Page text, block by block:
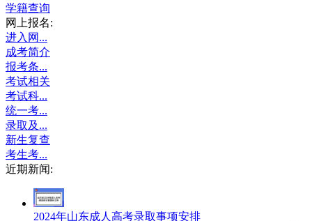
学籍查询
网上报名:
进入网...
成考简介
报考条...
考试相关
考试科...
统一考...
录取及...
新生复查
考生考...
近期新闻:
2024年山东成人高考录取事项安排